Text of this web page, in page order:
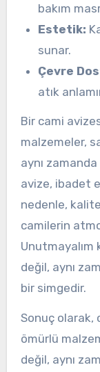
bakım
Estetik:
sunar.
Çevre
atık
Bir cami
malzemeler,
aynı
avize, ibadet
nedenle,
camilerin
Unutmayalım
değil, aynı
bir simgedir.
Sonuç olarak,
ömürlü
değil, aynı